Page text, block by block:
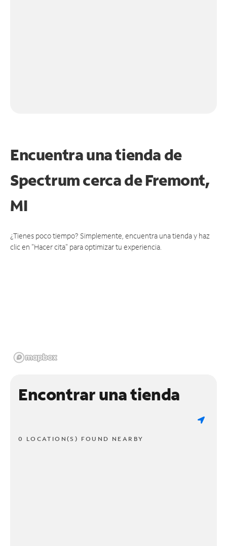
Encuentra una tienda de
Spectrumcerca de Fremont,
MI
¿Tienes poco tiempo? Simplemente, encuentra una tienda y haz
clic en "Hacer cita" para optimizar tu experiencia.
Encontrar una tienda
0 LOCATION(S) FOUND NEARBY